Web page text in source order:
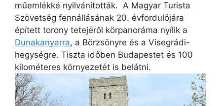
műemlékké nyilvánították. A Magyar Turista
Szövetség fennállásának 20. évfordulójára
épített torony tetejéről körpanoráma nyílik a
Dunakanyarra, a Börzsönyre és a Visegrádi-
hegységre. Tiszta időben Budapestet és 100
kilométeres környezetét is belátni.